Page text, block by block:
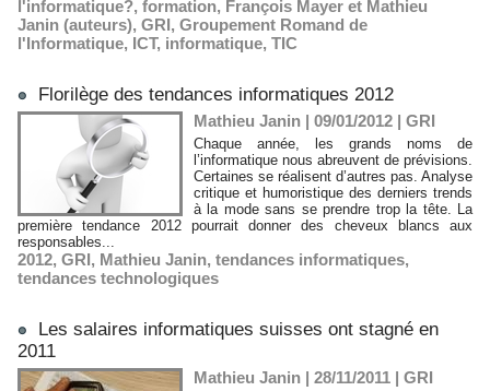
l'informatique?, formation, François Mayer et Mathieu
Janin (auteurs), GRI, Groupement Romand de
l'Informatique, ICT, informatique, TIC
Florilège des tendances informatiques 2012
Mathieu Janin | 09/01/2012 | GRI
Chaque année, les grands noms de
l’informatique nous abreuvent de prévisions.
Certaines se réalisent d’autres pas. Analyse
critique et humoristique des derniers trends
à la mode sans se prendre trop la tête. La
première tendance 2012 pourrait donner des cheveux blancs aux
responsables...
2012, GRI, Mathieu Janin, tendances informatiques,
tendances technologiques
Les salaires informatiques suisses ont stagné en
2011
Mathieu Janin | 28/11/2011 | GRI